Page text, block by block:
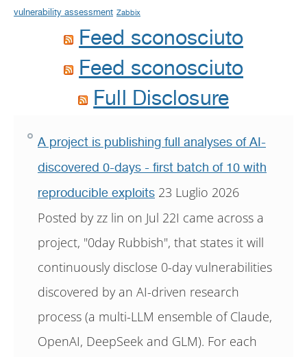
vulnerability assessment Zabbix
Feed sconosciuto
Feed sconosciuto
Full Disclosure
A project is publishing full analyses of AI-
discovered 0-days - first batch of 10 with
reproducible exploits 23 Luglio 2026
Posted by zz lin on Jul 22I came across a
project, "0day Rubbish", that states it will
continuously disclose 0-day vulnerabilities
discovered by an AI-driven research
process (a multi-LLM ensemble of Claude,
OpenAI, DeepSeek and GLM). For each